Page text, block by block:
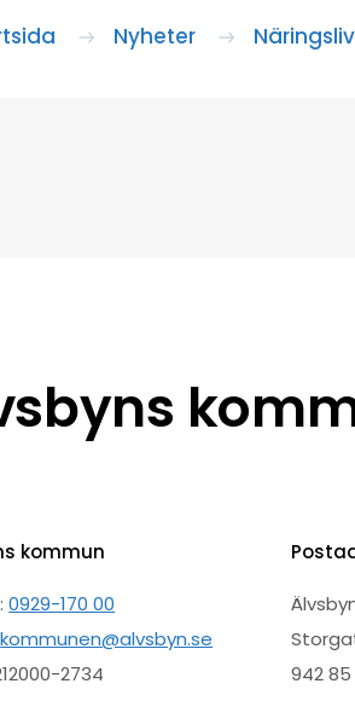
Nyheter
kommun
0929-170 00
kommunen@alvsbyn.se
2734
942